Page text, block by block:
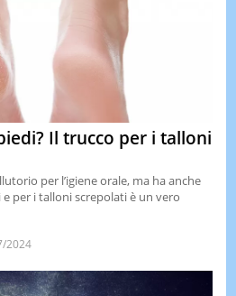
Il trucco per i talloni
per l’igiene orale, ma ha anche
per i talloni screpolati è un vero
2024